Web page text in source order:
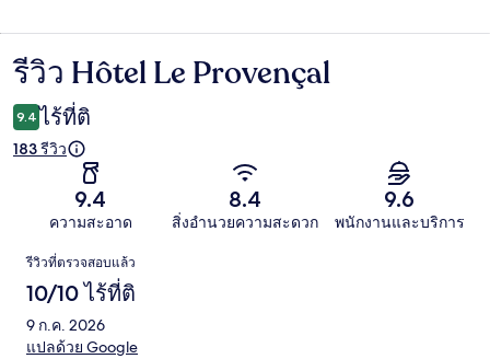
รีวิว
รีวิว Hôtel Le Provençal
9.4 ไร้ที่ติ
183 รีวิว
9.4
ความสะอาด
8.4
สิ่งอำนวยความสะดวก
9.6
พนักงานและบริการ
รีวิว
รีวิวที่ตรวจสอบแล้ว
10/10 ไร้ที่ติ
9 ก.ค. 2026
แปลด้วย Google